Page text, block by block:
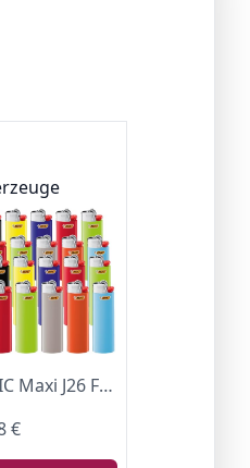
25 BIC Maxi J26 Feuerzeuge mit Kindersicherung farbig sortiert
€